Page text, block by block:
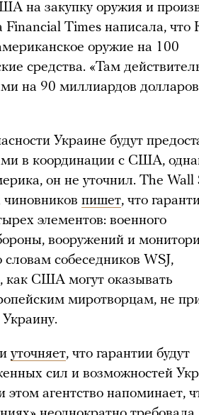
на закупку оружия и
Financial Times написала, что
оружие на 100
средства. «Там
на 90 миллиардов
Украине будут
в координации с США,
он не уточнил. The Wall
чиновников пишет, что
элементов: военного
вооружений и
собеседников WSJ,
как США могут оказывать
миротворцам, не
уточняет, что гарантии будут
сил и возможностей
этом агентство напоминает,